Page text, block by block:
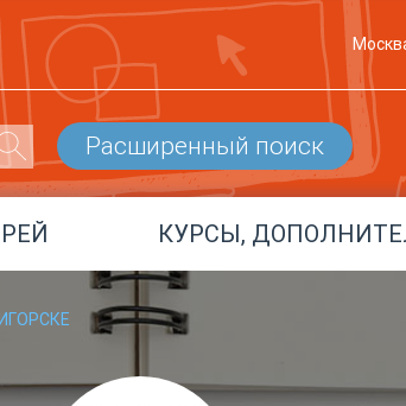
Расширенный поиск
КУРСЫ,